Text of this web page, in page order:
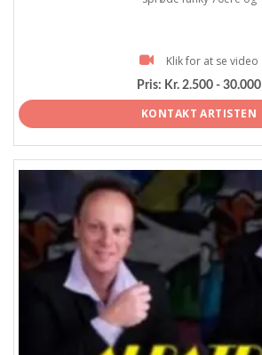
Klik for at se video
Pris: Kr. 2.500 - 30.000
KONTAKT ARTISTEN